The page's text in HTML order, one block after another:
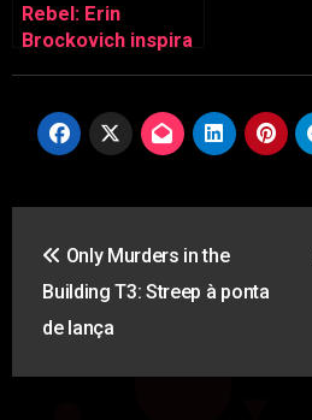
Rebel: Erin
Brockovich inspira
de
artigos
Only Murders in the
Building T3: Streep à ponta
de lança